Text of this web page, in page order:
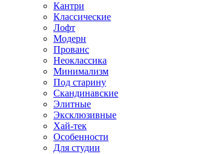
Кантри
Классические
Лофт
Модерн
Прованс
Неоклассика
Минимализм
Под старину
Скандинавские
Элитные
Эксклюзивные
Хай-тек
Особенности
Для студии